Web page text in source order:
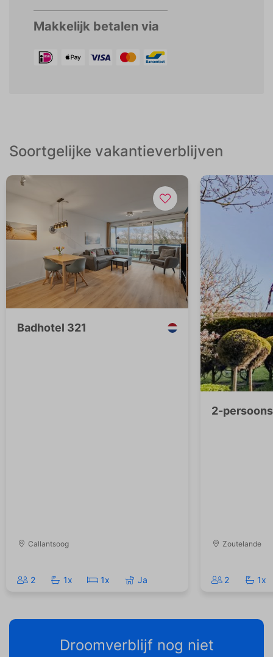
Makkelijk betalen via
Soortgelijke vakantieverblijven
Badhotel 321
Callantsoog
2 1x 1x Ja
2-
Zoutelande
2 1x
Droomverblijf nog niet